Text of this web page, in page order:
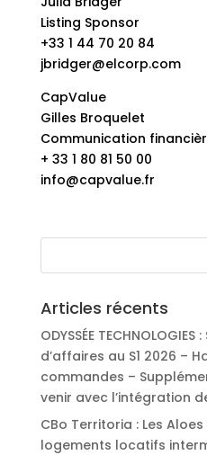
Listing Sponsor
+33 1 44 70 20 84
jbridger@elcorp.com
CapValue
Gilles Broquelet
Communication
+ 33 1 80 81 50 00
info@capvalue.fr
Articles récents
ODYSSÉE
d’affaires au S1 2026 –
commandes –
venir avec l’intégration de
CBo Territoria : Les
logements locatifs